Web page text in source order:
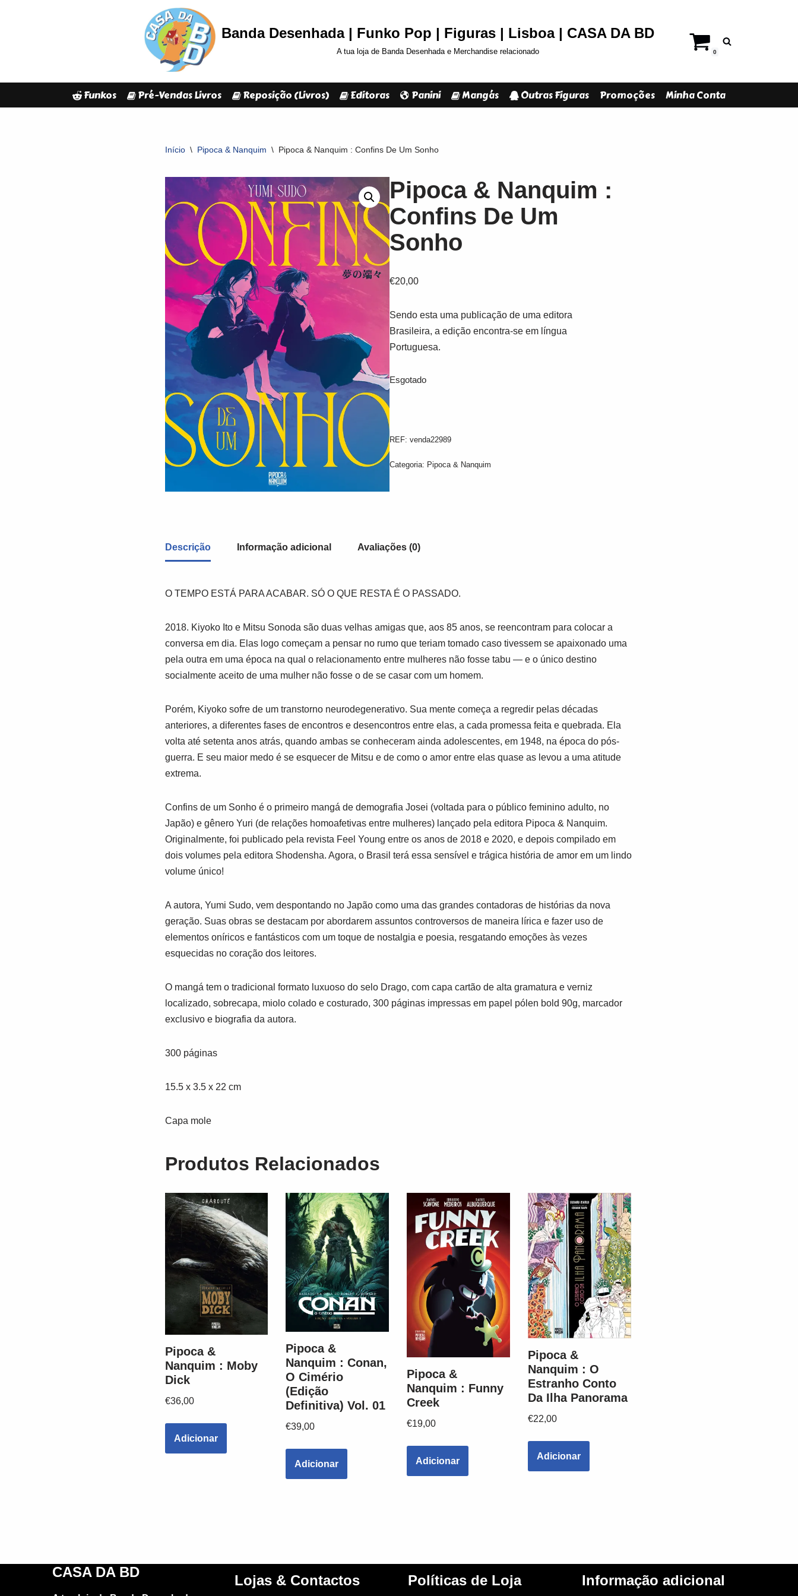
conteúdo
Banda Desenhada | Funko Pop | Figuras | Lisboa | CASA DA BD
A tua loja de Banda Desenhada e Merchandise relacionado 0
Funkos Pré-Vendas Livros Reposição (Livros) Editoras Panini Mangás Outras Figuras Promoções Minha Conta
Início \ Pipoca & Nanquim \ Pipoca & Nanquim : Confins De Um Sonho
Pipoca & Nanquim :
Confins De Um
Sonho
€20,00
Sendo esta uma publicação de uma editora
Brasileira, a edição encontra-se em língua
Portuguesa.
Esgotado
REF:venda22989
Categoria: Pipoca & Nanquim
Descrição Informação adicional Avaliações (0)
O TEMPO ESTÁ PARA ACABAR. SÓ O QUE RESTA É O PASSADO.
2018. Kiyoko Ito e Mitsu Sonoda são duas velhas amigas que, aos 85 anos, se reencontram para colocar a
conversa em dia. Elas logo começam a pensar no rumo que teriam tomado caso tivessem se apaixonado uma
pela outra em uma época na qual o relacionamento entre mulheres não fosse tabu — e o único destino
socialmente aceito de uma mulher não fosse o de se casar com um homem.
Porém, Kiyoko sofre de um transtorno neurodegenerativo. Sua mente começa a regredir pelas décadas
anteriores, a diferentes fases de encontros e desencontros entre elas, a cada promessa feita e quebrada. Ela
volta até setenta anos atrás, quando ambas se conheceram ainda adolescentes, em 1948, na época do pós-
guerra. E seu maior medo é se esquecer de Mitsu e de como o amor entre elas quase as levou a uma atitude
extrema.
Confins de um Sonho é o primeiro mangá de demografia Josei (voltada para o público feminino adulto, no
Japão) e gênero Yuri (de relações homoafetivas entre mulheres) lançado pela editora Pipoca & Nanquim.
Originalmente, foi publicado pela revista Feel Young entre os anos de 2018 e 2020, e depois compilado em
dois volumes pela editora Shodensha. Agora, o Brasil terá essa sensível e trágica história de amor em um lindo
volume único!
A autora, Yumi Sudo, vem despontando no Japão como uma das grandes contadoras de histórias da nova
geração. Suas obras se destacam por abordarem assuntos controversos de maneira lírica e fazer uso de
elementos oníricos e fantásticos com um toque de nostalgia e poesia, resgatando emoções às vezes
esquecidas no coração dos leitores.
O mangá tem o tradicional formato luxuoso do selo Drago, com capa cartão de alta gramatura e verniz
localizado, sobrecapa, miolo colado e costurado, 300 páginas impressas em papel pólen bold 90g, marcador
exclusivo e biografia da autora.
300 páginas
15.5 x 3.5 x 22 cm
Capa mole
Produtos Relacionados
Pipoca &
Nanquim : Moby
Dick
€36,00
Adicionar
Pipoca &
Nanquim : Conan,
O Cimério
(Edição
Definitiva) Vol. 01
€39,00
Adicionar
Pipoca &
Nanquim : Funny
Creek
€19,00
Adicionar
Pipoca &
Nanquim : O
Estranho Conto
Da Ilha Panorama
€22,00
Adicionar
CASA DA BD
Lojas & Contactos Políticas de Loja Informação adicional